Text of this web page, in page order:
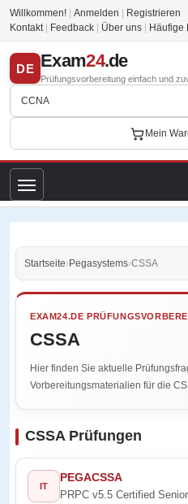
Willkommen! Anmelden
Registrieren
Kontakt
Feedback Über uns Häufige
DE Exam24.de
Prüfungsvorbereitung einfach und
Mein
Startseite›Pegasystems›CSSA
EXAM24.DE
CSSA
Hier finden Sie aktuelle
Vorbereitungsmaterialien für die
CSSA Prüfungen
IT
PEGACSSA
PRPC v5.5 Certified